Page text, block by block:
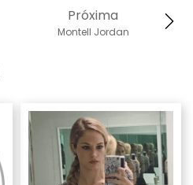
Próxima
Montell Jordan